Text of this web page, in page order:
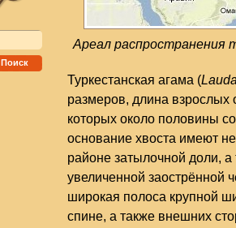
Поиск
Ареал распространения
Туркестанская агама (
размеров, длина взрослых
которых около половины
основание хвоста имеют
районе затылочной доли, а
увеличенной заострённой
широкая полоса крупной
спине, а также внешних